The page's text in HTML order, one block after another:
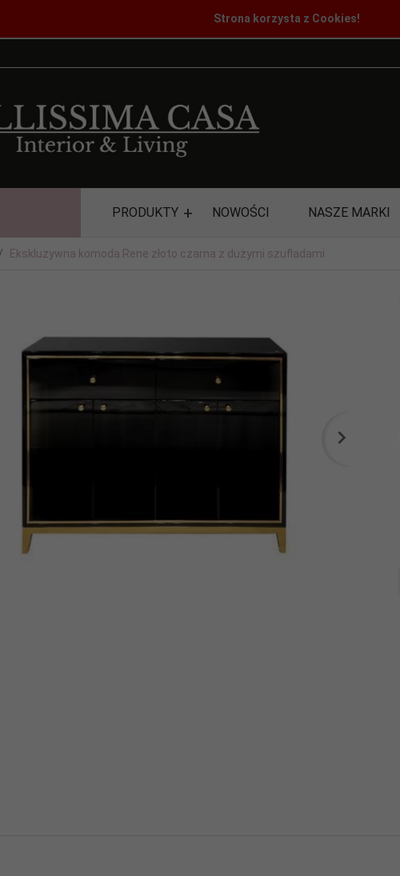
Strona korzysta z Cookies!
PRODUKTY NOWOŚCI NASZE MARKI
Ekskluzywna komoda Rene złoto czarna z dużymi szufladami